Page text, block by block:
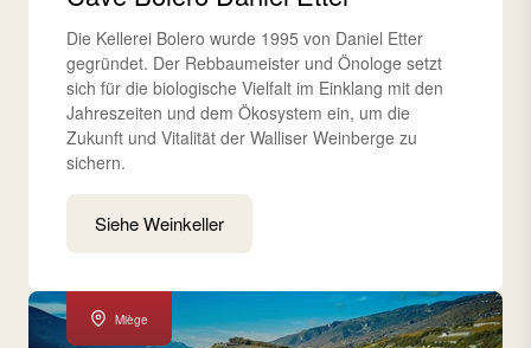
Die Kellerei Bolero wurde 1995 von Daniel Etter
gegründet. Der Rebbaumeister und Önologe setzt
sich für die biologische Vielfalt im Einklang mit den
Jahreszeiten und dem Ökosystem ein, um die
Zukunft und Vitalität der Walliser Weinberge zu
sichern.
Siehe Weinkeller
Miège